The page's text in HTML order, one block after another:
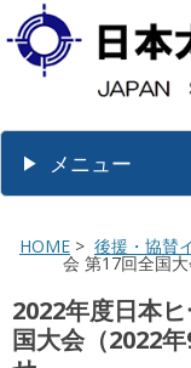
メニュー
HOME > 後援・協賛
会 第17回全国
2022年度日本
国大会（2022